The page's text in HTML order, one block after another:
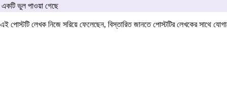
একটি ভুল পাওয়া গেছে
এই পোস্টটি লেখক নিজে সরিয়ে ফেলেছেন, বিস্তারিত জানতে পোস্টটির লেখকের সাথে